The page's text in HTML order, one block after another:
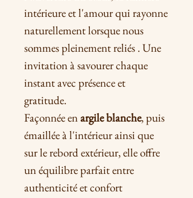
intérieure et l'amour qui rayonne
naturellement lorsque nous
sommes pleinement reliés . Une
invitation à savourer chaque
instant avec présence et
gratitude.
Façonnée enargile blanche, puis
émaillée à l'intérieur ainsi que
sur le rebord extérieur, elle offre
un équilibre parfait entre
authenticité et confort